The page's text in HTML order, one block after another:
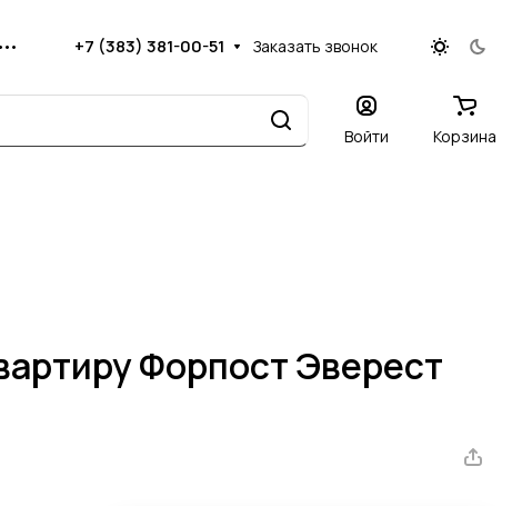
+7 (383) 381-00-51 Заказать звонок
Войти Корзина
Форпост Эверест